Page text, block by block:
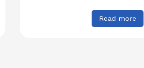
Read more